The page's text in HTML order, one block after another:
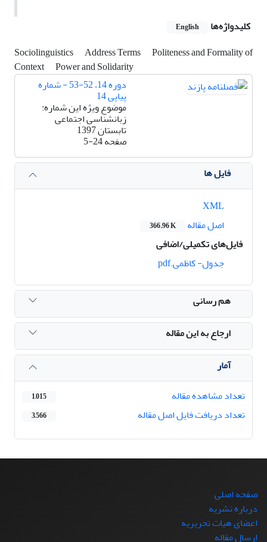
کلیدواژه‌ها
English
Sociolinguistics Address Terms
Politeness and Formality of
Context Power and Solidarity
دوره 14، 52-53 - شماره
پیاپی 14
موضوع ویژه این شماره:
زبانشناسی اجتماعی
تابستان 1397
صفحه5-24
فایل ها
اصل مقاله
366.96 K
فایل‌های تکمیلی/اضافی
جدول- کاظمی.pdf
هم رسانی
ارجاع به این مقاله
آمار
تعداد مشاهده مقاله
1,015
تعداد دریافت فایل اصل مقاله 3,566
صفحه اصلی
درباره نشریه
اعضای هیات تحریریه
ارسال مقاله